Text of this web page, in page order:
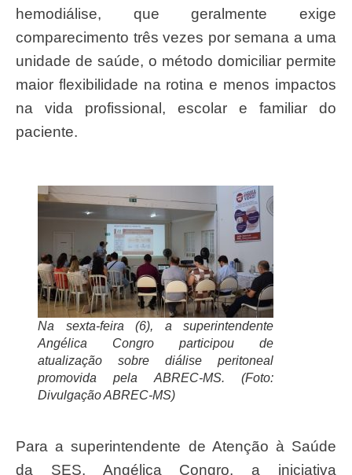
hemodiálise, que geralmente exige
comparecimento três vezes por semana a uma
unidade de saúde, o método domiciliar permite
maior flexibilidade na rotina e menos impactos
na vida profissional, escolar e familiar do
paciente.
Na sexta-feira (6), a superintendente
Angélica Congro participou de
atualização sobre diálise peritoneal
promovida pela ABREC-MS. (Foto:
Divulgação ABREC-MS)
Para a superintendente de Atenção à Saúde
da SES, Angélica Congro, a iniciativa